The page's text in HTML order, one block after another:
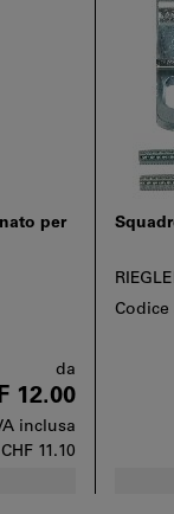
per
da
12.00
inclusa
CHF 11.10
Codice